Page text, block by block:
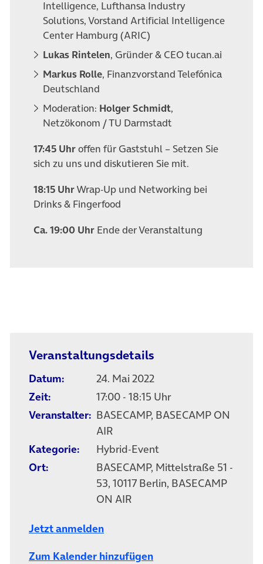
Intelligence, Lufthansa Industry
Solutions, Vorstand Artificial Intelligence
Center Hamburg (ARIC)
Lukas Rintelen, Gründer & CEO tucan.ai
Markus Rolle, Finanzvorstand Telefónica
Deutschland
Moderation: Holger Schmidt,
Netzökonom / TU Darmstadt
17:45 Uhroffen für Gaststuhl – Setzen Sie
sich zu uns und diskutieren Sie mit.
18:15 UhrWrap-Up und Networking bei
Drinks & Fingerfood
Ca. 19:00 Uhr Ende der Veranstaltung
Veranstaltungsdetails
Datum:
24. Mai 2022
Zeit:
17:00 - 18:15 Uhr
Veranstalter: BASECAMP, BASECAMP ON
AIR
Kategorie:
Hybrid-Event
Ort:
BASECAMP, Mittelstraße 51 -
53, 10117 Berlin, BASECAMP
ON AIR
Jetzt anmelden
Zum Kalender hinzufügen